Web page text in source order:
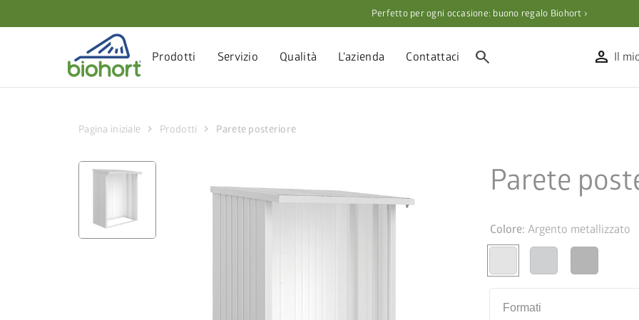
Perfetto per ogni occasione: buono regalo Biohort ›
Prodotti Servizio Qualità L'azienda Contattaci search person Il
Pagina iniziale chevron_right Prodotti chevron_right Parete posteriore
Parete
Colore: Argento metallizzato
Formati